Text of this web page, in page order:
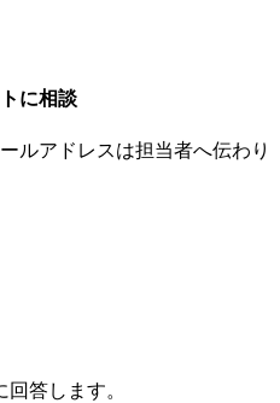
に相談
ルアドレスは担当者へ伝わり
答します。